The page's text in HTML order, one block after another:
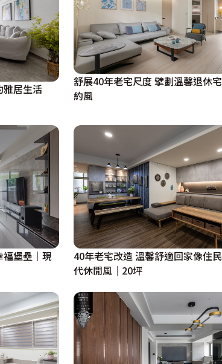
主買下此老房的主因之一。為了完成屋主在此喝咖
深淺灰階地磚挹注古樸韻味，更訂製小吧檯便於屋
雅居生活
舒展40年老宅尺度 擘劃溫馨退休
約風
堡壘｜現
40年老宅改造 溫馨舒適回家像住
代休閒風│20坪